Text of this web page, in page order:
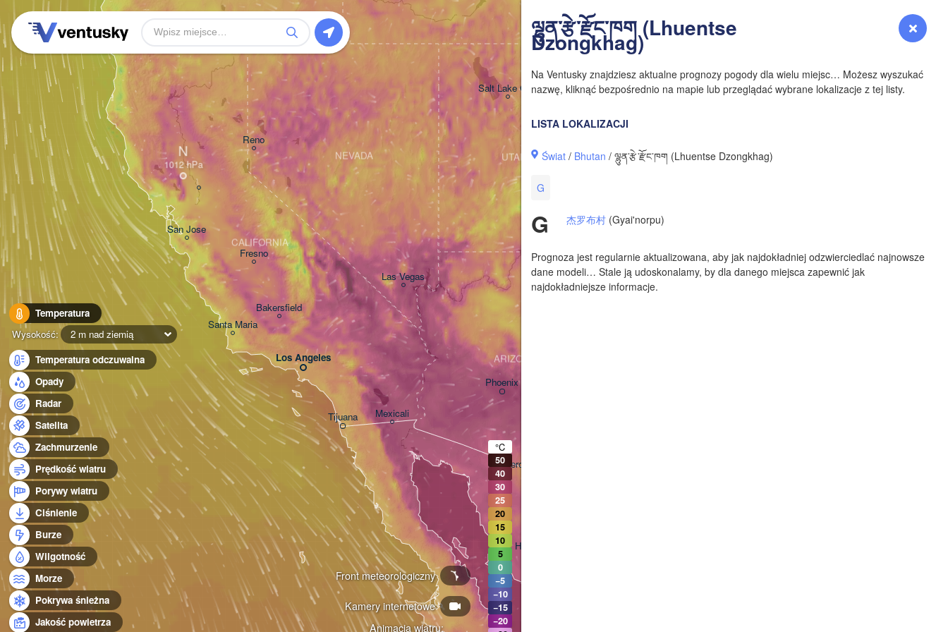
Zaloguj się Prognoza
ལྷུན་རྩེ་རྫོང་ཁག (Lhuentse
Dzongkhag)
Na Ventusky znajdziesz aktualne prognozy pogody dla wielu miejsc… Możesz wyszukać
nazwę, kliknąć bezpośrednio na mapie lub przeglądać wybrane lokalizacje z tej listy.
LISTA LOKALIZACJI
Świat / Bhutan / ལྷུན་རྩེ་རྫོང་ཁག (Lhuentse Dzongkhag)
G
G 杰罗布村 (Gyai'norpu)
Prognoza jest regularnie aktualizowana, aby jak najdokładniej odzwierciedlać najnowsze
dane modeli… Stale ją udoskonalamy, by dla danego miejsca zapewnić jak
najdokładniejsze informacje.
Temperatura
Wysokość:
2 m nad ziemią
Temperatura odczuwalna
Opady
Radar
Satelita
Zachmurzenie
Prędkość wiatru
Porywy wiatru
Ciśnienie
Burze
Wilgotność
Morze
Pokrywa śnieżna
Jakość powietrza
Animacja wiatru:
Kamery internetowe
Front meteorologiczny
Los Angeles
Tijuana
San Jose
Las Vegas
Mexicali
Fresno
Reno
Santa Maria
Bakersfield
CALIFORNIA
NEVADA
Phoenix
Salt Lake City
ARIZONA
UTAH
Hermosillo
Heroica Nogales
N
°C
50
40
30
25
20
15
10
5
0
−5
−10
−15
−20